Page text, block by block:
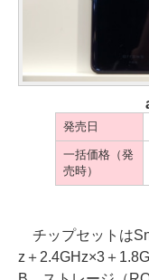
発売日
一括価格（発
売時）
チップセットは
z＋2.4GHz×3＋